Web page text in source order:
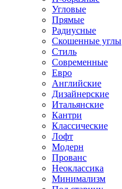
Угловые
Прямые
Радиусные
Скошенные углы
Стиль
Современные
Евро
Английские
Дизайнерские
Итальянские
Кантри
Классические
Лофт
Модерн
Прованс
Неоклассика
Минимализм